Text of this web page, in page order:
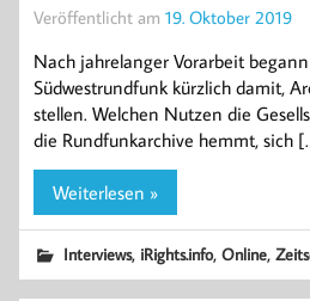
Veröffentlicht am 19. Oktober 2019
Nach jahrelanger Vorarbeit
Südwestrundfunk kürzlich damit,
stellen. Welchen Nutzen die
die Rundfunkarchive hemmt, sich
Weiterlesen »
Interviews, iRights.info,Online,